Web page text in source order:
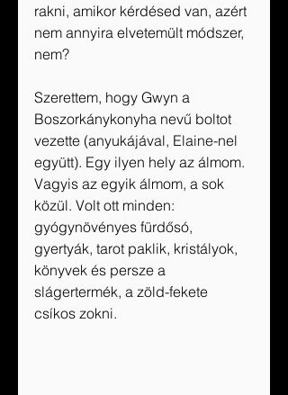
rakni, amikor kérdésed van, azért
nem annyira elvetemült módszer,
nem?
Szerettem, hogy Gwyn a
Boszorkánykonyha nevű boltot
vezette (anyukájával, Elaine-nel
együtt). Egy ilyen hely az álmom.
Vagyis az egyik álmom, a sok
közül. Volt ott minden:
gyógynövényes fürdősó,
gyertyák, tarot paklik, kristályok,
könyvek és persze a
slágertermék, a zöld-fekete
csíkos zokni.